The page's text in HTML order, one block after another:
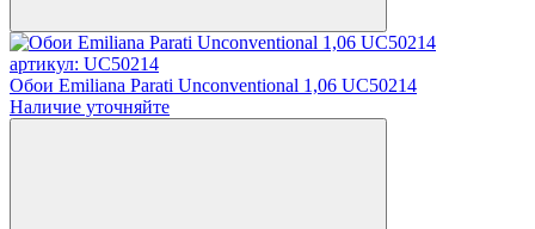
артикул: UC50214
Обои Emiliana Parati Unconventional 1,06 UC50214
Наличие уточняйте